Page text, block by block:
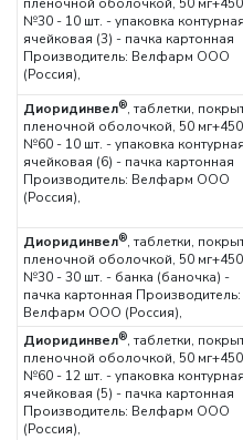
№30 - 10 шт. - упаковка контурная
ячейковая (3) - пачка картонная
Производитель: Велфарм ООО
(Россия),
Диоридинвел®, таблетки,
пленочной оболочкой, 50 мг+450
№60 - 10 шт. - упаковка контурная
ячейковая (6) - пачка картонная
Производитель: Велфарм ООО
(Россия),
Диоридинвел®, таблетки,
пленочной оболочкой, 50 мг+450
№30 - 30 шт. - банка (баночка) -
пачка картонная Производитель:
Велфарм ООО (Россия),
Диоридинвел®, таблетки,
пленочной оболочкой, 50 мг+450
№60 - 12 шт. - упаковка контурная
ячейковая (5) - пачка картонная
Производитель: Велфарм ООО
(Россия),